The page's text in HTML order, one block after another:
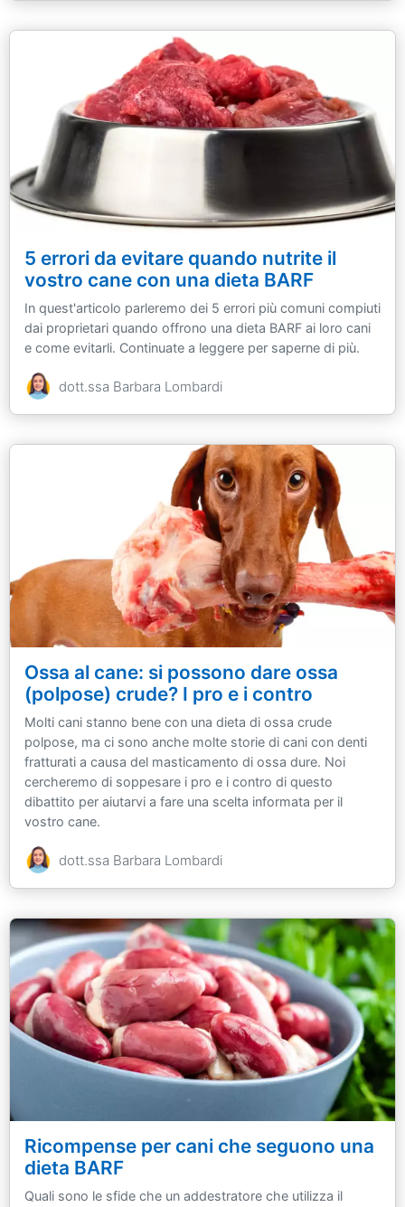
5 errori da evitare quando nutrite il
vostro cane con una dieta BARF
In quest'articolo parleremo dei 5 errori più comuni compiuti
dai proprietari quando offrono una dieta BARF ai loro cani
e come evitarli. Continuate a leggere per saperne di più.
dott.ssa Barbara Lombardi
Ossa al cane: si possono dare ossa
(polpose) crude? I pro e i contro
Molti cani stanno bene con una dieta di ossa crude
polpose, ma ci sono anche molte storie di cani con denti
fratturati a causa del masticamento di ossa dure. Noi
cercheremo di soppesare i pro e i contro di questo
dibattito per aiutarvi a fare una scelta informata per il
vostro cane.
dott.ssa Barbara Lombardi
Ricompense per cani che seguono una
dieta BARF
Quali sono le sfide che un addestratore che utilizza il